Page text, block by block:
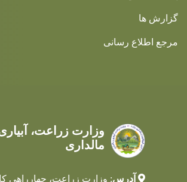
گزارش ها
مرجع اطلاع رسانی
وزارت زراعت،
مالداری
آدرس: وزارت زراعت، چهارراهی